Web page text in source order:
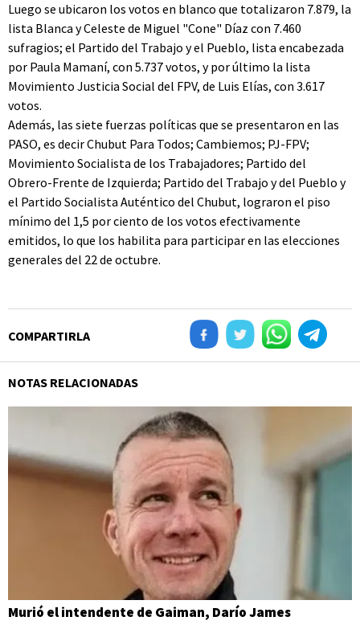
Luego se ubicaron los votos en blanco que totalizaron 7.879, la
lista Blanca y Celeste de Miguel "Cone" Díaz con 7.460
sufragios; el Partido del Trabajo y el Pueblo, lista encabezada
por Paula Mamaní, con 5.737 votos, y por último la lista
Movimiento Justicia Social del FPV, de Luis Elías, con 3.617
votos.
Además, las siete fuerzas políticas que se presentaron en las
PASO, es decir Chubut Para Todos; Cambiemos; PJ-FPV;
Movimiento Socialista de los Trabajadores; Partido del
Obrero-Frente de Izquierda; Partido del Trabajo y del Pueblo y
el Partido Socialista Auténtico del Chubut, lograron el piso
mínimo del 1,5 por ciento de los votos efectivamente
emitidos, lo que los habilita para participar en las elecciones
generales del 22 de octubre.
COMPARTIRLA
NOTAS RELACIONADAS
Murió el intendente de Gaiman, Darío James